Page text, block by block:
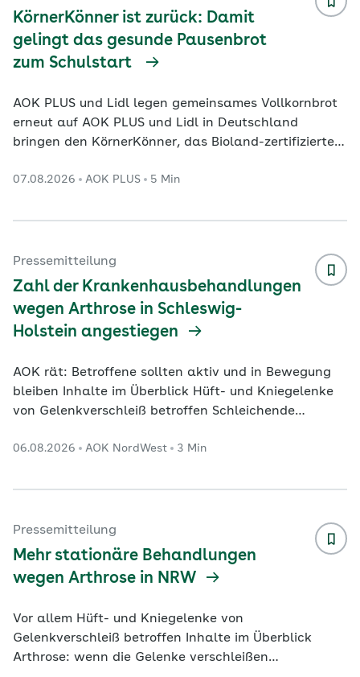
ohne Gegenmaßnahmen ein Anstieg um 72 Prozent.
KörnerKönner ist zurück: Damit
gelingt das gesunde Pausenbrot
zum Schulstart
AOK PLUS und Lidl legen gemeinsames Vollkornbrot
erneut auf AOK PLUS und Lidl in Deutschland
bringen den KörnerKönner, das Bioland-zertifizierte
Das 500-Gramm-Brot ist vom 10. bis 15. August in
Thüringen erhältlich. Die AOK PLUS und der
Kooperation Impulse für eine gesunde Ernährung im
Alltag. Besonders jetzt zum Start ins neue Schuljahr
07.08.2026 AOK PLUS 5 Min
Pressemitteilung
Zahl der Krankenhausbehandlungen
wegen Arthrose in Schleswig-
Holstein angestiegen
AOK rät: Betroffene sollten aktiv und in Bewegung
bleiben Inhalte im Überblick Hüft- und Kniegelenke
von Gelenkverschleiß betroffen Schleichende
Entzündungsprozesse eindämmen, in Bewegung
Krankenhausbehandlungen wegen Arthrose weiter
NordWest auf Basis aktueller Zahlen des
Statistischen Bundesamtes hervor. Danach wurden
06.08.2026 AOK NordWest 3 Min
Pressemitteilung
Mehr stationäre Behandlungen
wegen Arthrose in NRW
Vor allem Hüft- und Kniegelenke von
Gelenkverschleiß betroffen Inhalte im Überblick
Arthrose: wenn die Gelenke verschleißen